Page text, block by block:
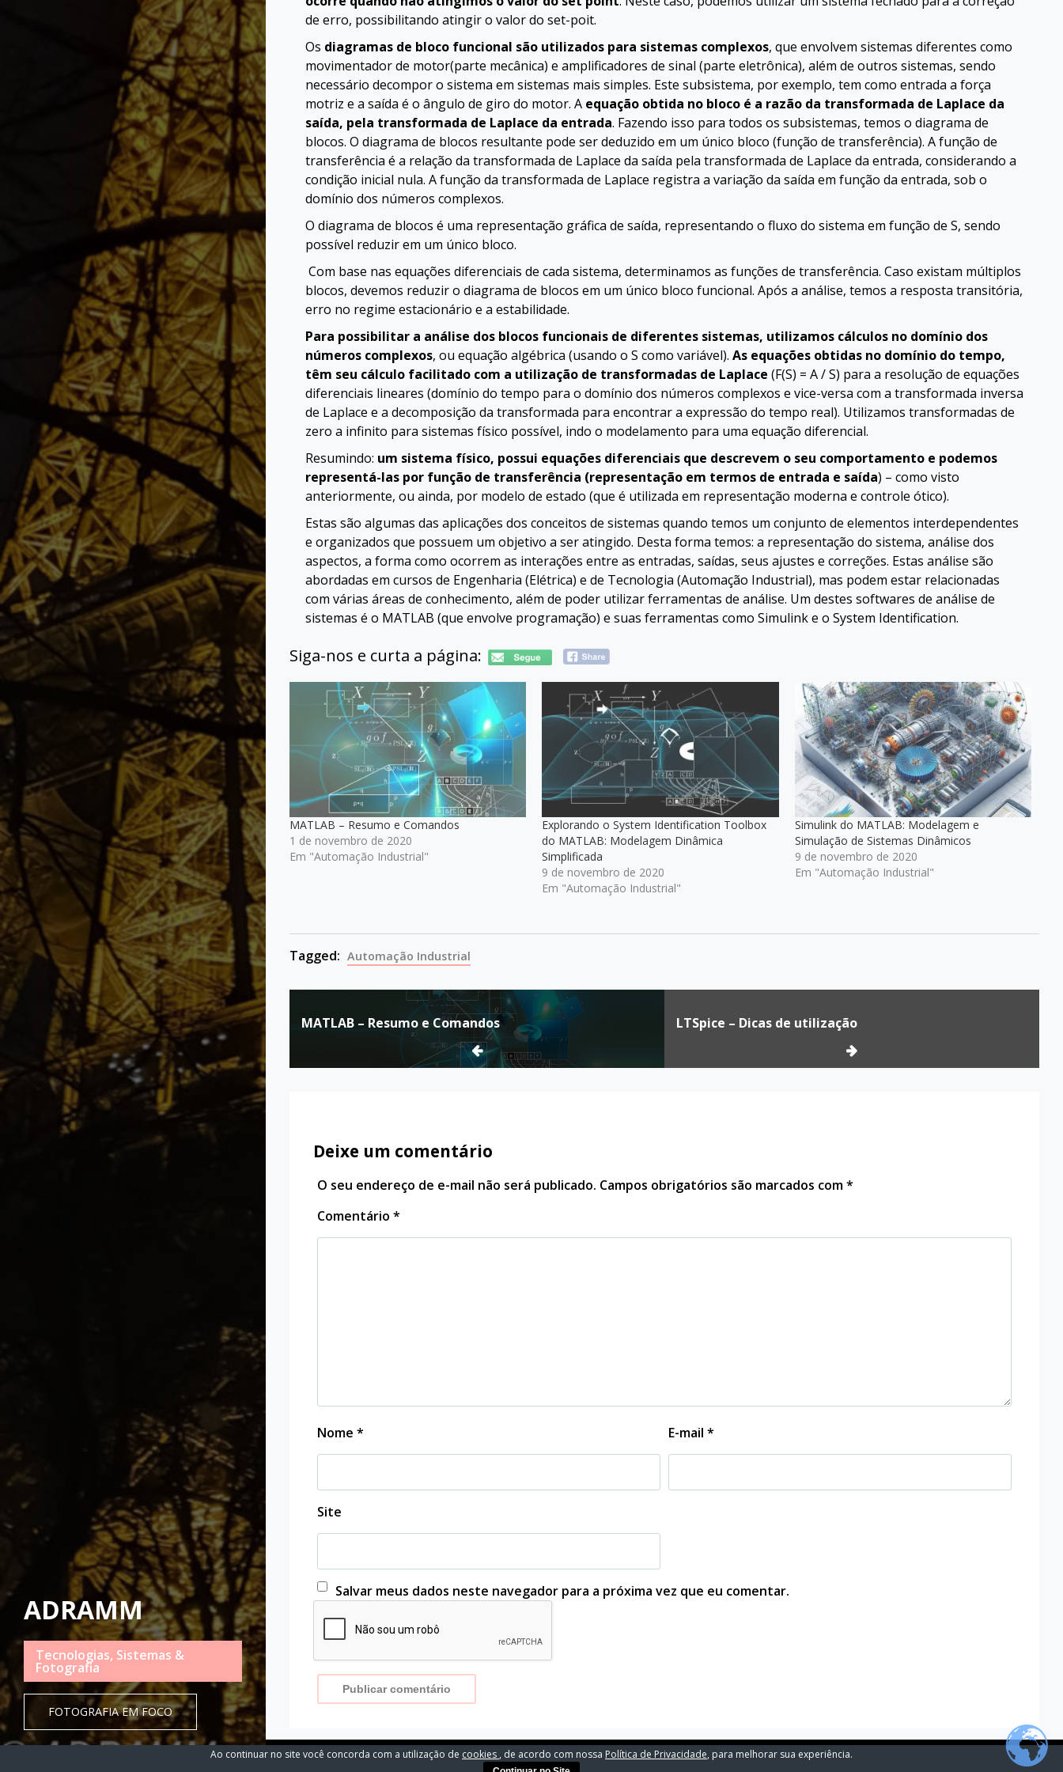
ADRAMM
Tecnologias, Sistemas &
Fotografia
FOTOGRAFIA EM FOCO
de erro, possibilitando atingir o valor do set-poit.
Os diagramas de bloco funcional são utilizados para sistemas complexos, que envolvem sistemas diferentes como
movimentador de motor(parte mecânica) e amplificadores de sinal (parte eletrônica), além de outros sistemas, sendo
necessário decompor o sistema em sistemas mais simples. Este subsistema, por exemplo, tem como entrada a força
motriz e a saída é o ângulo de giro do motor. A equação obtida no bloco é a razão da transformada de Laplace da
saída, pela transformada de Laplace da entrada. Fazendo isso para todos os subsistemas, temos o diagrama de
blocos. O diagrama de blocos resultante pode ser deduzido em um único bloco (função de transferência). A função de
transferência é a relação da transformada de Laplace da saída pela transformada de Laplace da entrada, considerando a
condição inicial nula. A função da transformada de Laplace registra a variação da saída em função da entrada, sob o
domínio dos números complexos.
O diagrama de blocos é uma representação gráfica de saída, representando o fluxo do sistema em função de S, sendo
possível reduzir em um único bloco.
Com base nas equações diferenciais de cada sistema, determinamos as funções de transferência. Caso existam múltiplos
blocos, devemos reduzir o diagrama de blocos em um único bloco funcional. Após a análise, temos a resposta transitória,
erro no regime estacionário e a estabilidade.
Para possibilitar a análise dos blocos funcionais de diferentes sistemas, utilizamos cálculos no domínio dos
números complexos, ou equação algébrica (usando o S como variável). As equações obtidas no domínio do tempo,
têm seu cálculo facilitado com a utilização de transformadas de Laplace (F(S) = A / S) para a resolução de equações
diferenciais lineares (domínio do tempo para o domínio dos números complexos e vice-versa com a transformada inversa
de Laplace e a decomposição da transformada para encontrar a expressão do tempo real). Utilizamos transformadas de
zero a infinito para sistemas físico possível, indo o modelamento para uma equação diferencial.
Resumindo: um sistema físico, possui equações diferenciais que descrevem o seu comportamento e podemos
representá-las por função de transferência (representação em termos de entrada e saída) – como visto
anteriormente, ou ainda, por modelo de estado (que é utilizada em representação moderna e controle ótico).
Estas são algumas das aplicações dos conceitos de sistemas quando temos um conjunto de elementos interdependentes
e organizados que possuem um objetivo a ser atingido. Desta forma temos: a representação do sistema, análise dos
aspectos, a forma como ocorrem as interações entre as entradas, saídas, seus ajustes e correções. Estas análise são
abordadas em cursos de Engenharia (Elétrica) e de Tecnologia (Automação Industrial), mas podem estar relacionadas
com várias áreas de conhecimento, além de poder utilizar ferramentas de análise. Um destes softwares de análise de
sistemas é o MATLAB (que envolve programação) e suas ferramentas como Simulink e o System Identification.
Siga-nos e curta a página:
MATLAB – Resumo e Comandos
1 de novembro de 2020
Em "Automação Industrial"
Explorando o System Identification Toolbox
do MATLAB: Modelagem Dinâmica
Simplificada
9 de novembro de 2020
Em "Automação Industrial"
Simulink do MATLAB: Modelagem e
Simulação de Sistemas Dinâmicos
9 de novembro de 2020
Em "Automação Industrial"
Tagged: Automação Industrial
de
MATLAB – Resumo e Comandos LTSpice – Dicas de utilização
Deixe um comentário
O seu endereço de e-mail não será publicado. Campos obrigatórios são marcados com*
Comentário *
Nome * E-mail *
Site
Salvar meus dados neste navegador para a próxima vez que eu comentar.
Ao continuar no site você concorda com a utilização de cookies , de acordo com nossa Política de Privacidade, para melhorar sua experiência.